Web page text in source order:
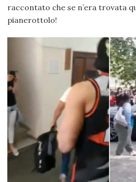
raccontato che se n’era trovata
pianerottolo!